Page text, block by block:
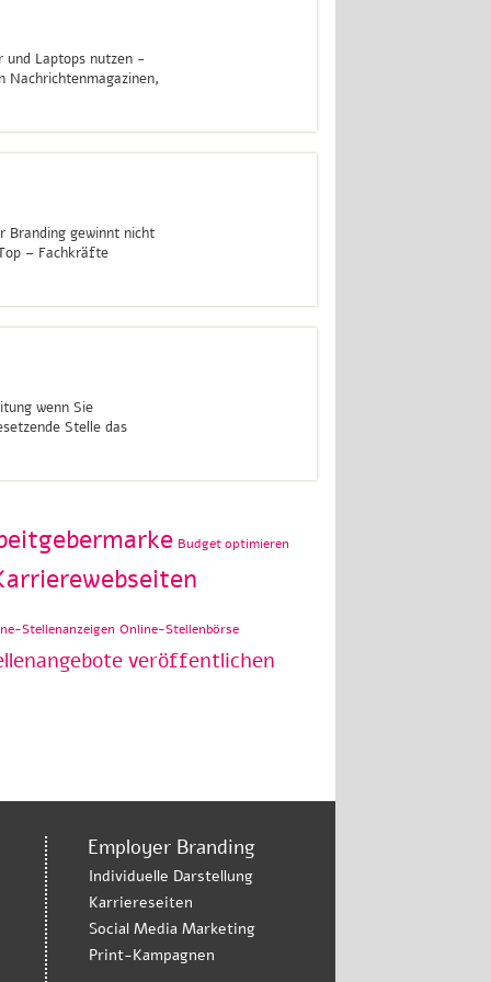
und Laptops nutzen -
Nachrichtenmagazinen,
Branding gewinnt nicht
– Fachkräfte
wenn Sie
Stelle das
Budget optimieren
Stellenanzeigen Online-Stellenbörse
veröffentlichen
Employer Branding
Individuelle Darstellung
Karriereseiten
Social Media Marketing
Print-Kampagnen